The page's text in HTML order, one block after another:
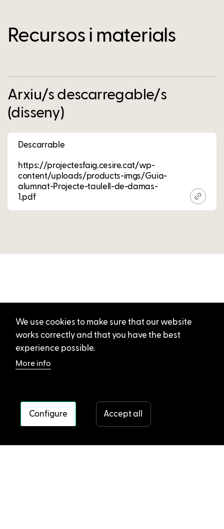
Recursos i materials
Arxiu/s descarregable/s
(disseny)
Descarrable
https://projectesfaig.cesire.cat/wp-
content/uploads/products-imgs/Guia-
alumnat-Projecte-taulell-de-damas-
1.pdf
We use cookies to make sure that our website
works correctly and that you have the best
experience possible.
More info
Configure Accept all